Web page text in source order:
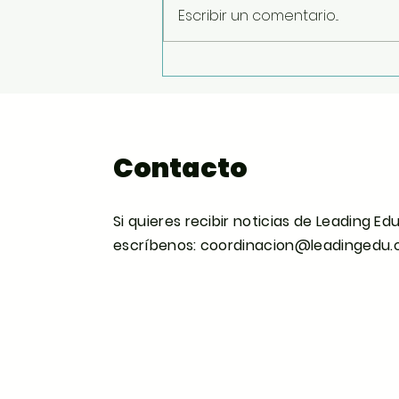
| #ComunidadLeadingEducation
conversamos con Andrea Cuellar
Escribir un comentario...
Contacto
Si quieres recibir noticias de Leading
escríbenos: